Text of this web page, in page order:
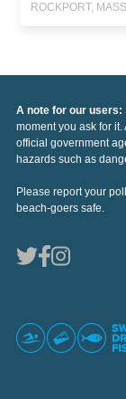
ROCKPORT,
A note for our users:
moment you ask for
official government
hazards such as
Please report your
beach-goers safe.